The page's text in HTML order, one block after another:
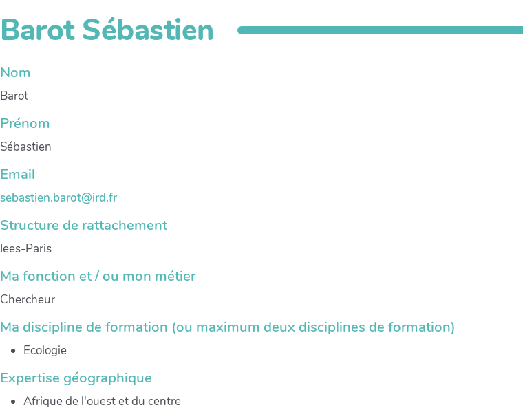
Barot Sébastien
Nom
Barot
Prénom
Sébastien
Email
sebastien.barot@ird.fr
Structure de rattachement
Iees-Paris
Ma fonction et / ou mon métier
Chercheur
Ma discipline de formation (ou maximum deux disciplines de formation)
Ecologie
Expertise géographique
Afrique de l'ouest et du centre